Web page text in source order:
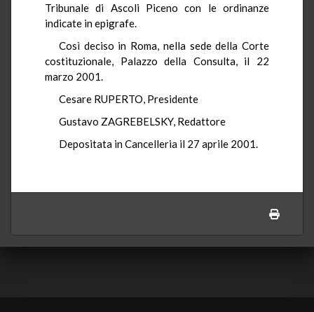
Tribunale di Ascoli Piceno con le ordinanze
indicate in epigrafe.
Così deciso in Roma, nella sede della Corte
costituzionale, Palazzo della Consulta, il 22
marzo 2001.
Cesare RUPERTO, Presidente
Gustavo ZAGREBELSKY, Redattore
Depositata in Cancelleria il 27 aprile 2001.